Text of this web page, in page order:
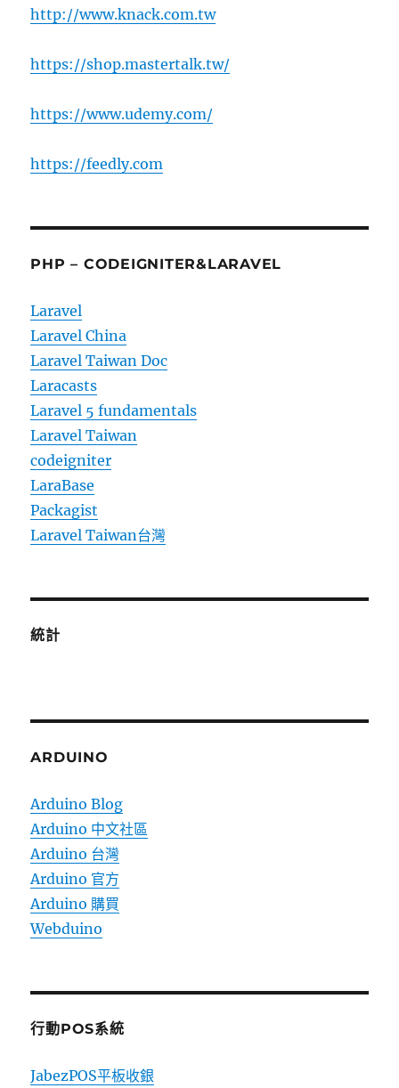
http://www.knack.com.tw
https://shop.mastertalk.tw/
https://www.udemy.com/
https://feedly.com
PHP – CODEIGNITER&LARAVEL
Laravel
Laravel China
Laravel Taiwan Doc
Laracasts
Laravel 5 fundamentals
Laravel Taiwan
codeigniter
LaraBase
Packagist
Laravel Taiwan台灣
統計
ARDUINO
Arduino Blog
Arduino 中文社區
Arduino 台灣
Arduino 官方
Arduino 購買
Webduino
行動POS系統
JabezPOS平板收銀